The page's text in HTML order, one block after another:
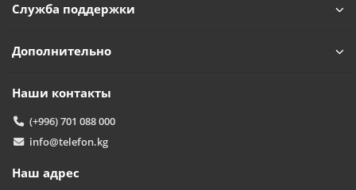
Служба поддержки
Дополнительно
Наши контакты
(+996) 701 088 000
info@telefon.kg
Наш адрес